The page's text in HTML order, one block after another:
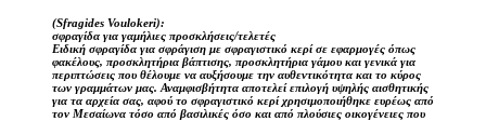
(Sfragides Voulokeri):
σφραγίδα για γαμήλιες προσκλήσεις/τελετές
Ειδική σφραγίδα για σφράγιση με σφραγιστικό κερί σε εφαρμογές όπως
φακέλους, προσκλητήρια βάπτισης, προσκλητήρια γάμου και γενικά για
περιπτώσεις που θέλουμε να αυξήσουμε την αυθεντικότητα και το κύρος
των γραμμάτων μας. Αναμφισβήτητα αποτελεί επιλογή υψηλής αισθητικής
για τα αρχεία σας, αφού το σφραγιστικό κερί χρησιμοποιήθηκε ευρέως από
τον Μεσαίωνα τόσο από βασιλικές όσο και από πλούσιες οικογένειες που